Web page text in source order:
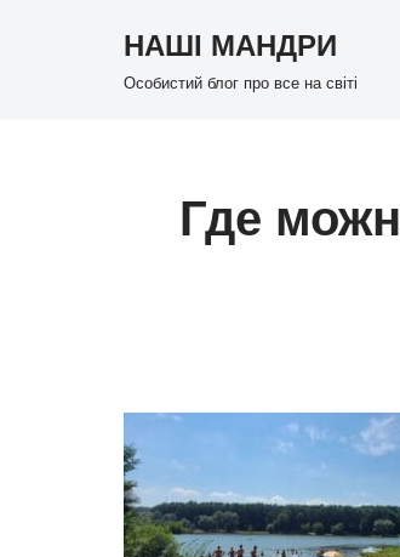
НАШІ МАНДРИ
Особистий блог про все на світі
Где